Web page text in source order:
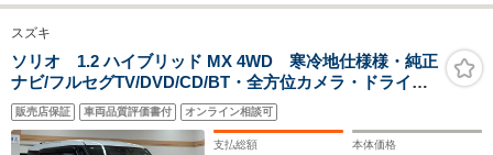
スズキ
ソリオ 1.2 ハイブリッド MX 4WD 寒冷地仕様様・純正
ナビ/フルセグTV/DVD/CD/BT・全方位カメラ・ドライブ
レコーダー・両側パワースライドドア・衝突被害軽減ブ
レーキ・レーダークルーズコントロール・パーキングセ
ンサー・横滑り防止
販売店保証 車両品質評価書付 オンライン相談可
支払総額 本体価格